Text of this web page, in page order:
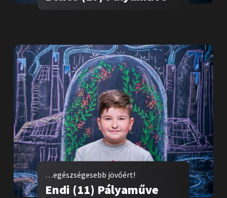
…egészségesebb jövőért!
Endi (11) Pályaműve